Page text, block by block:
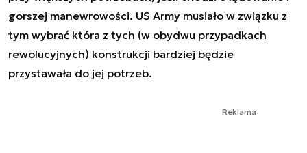
gorszej manewrowości. US Army musiało w związku z
tym wybrać która z tych (w obydwu przypadkach
rewolucyjnych) konstrukcji bardziej będzie
przystawała do jej potrzeb.
Reklama